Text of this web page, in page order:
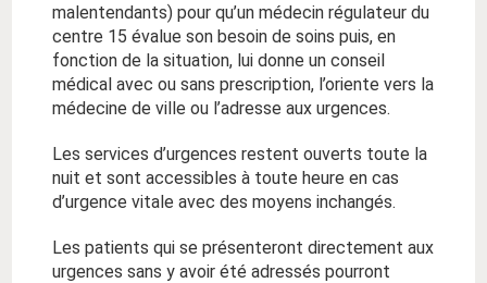
malentendants) pour qu’un médecin régulateur du
centre 15 évalue son besoin de soins puis, en
fonction de la situation, lui donne un conseil
médical avec ou sans prescription, l’oriente vers la
médecine de ville ou l’adresse aux urgences.
Les services d’urgences restent ouverts toute la
nuit et sont accessibles à toute heure en cas
d’urgence vitale avec des moyens inchangés.
Les patients qui se présenteront directement aux
urgences sans y avoir été adressés pourront